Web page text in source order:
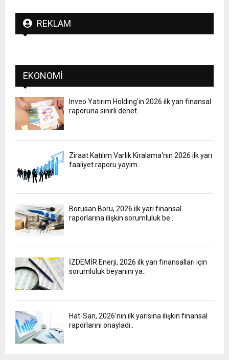
REKLAM
EKONOMI
Inveo Yatırım Holding'in 2026 ilk yarı finansal
raporuna sınırlı denet..
Ziraat Katılım Varlık Kiralama'nın 2026 ilk yarı
faaliyet raporu yayım..
Borusan Boru, 2026 ilk yarı finansal
raporlarına ilişkin sorumluluk be..
İZDEMİR Enerji, 2026 ilk yarı finansalları için
sorumluluk beyanını ya..
Hat-San, 2026'nın ilk yarısına ilişkin finansal
raporlarını onayladı..